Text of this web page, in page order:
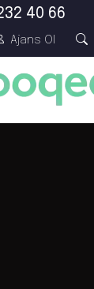
40 66
Ajans Ol